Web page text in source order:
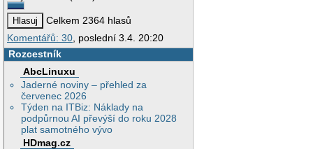
Celkem 2364 hlasů
Komentářů: 30, poslední 3.4. 20:20
Rozcestník
AbcLinuxu
Jaderné noviny – přehled za
červenec 2026
Týden na ITBiz: Náklady na
podpůrnou AI převýší do roku 2028
plat samotného vývo
HDmag.cz